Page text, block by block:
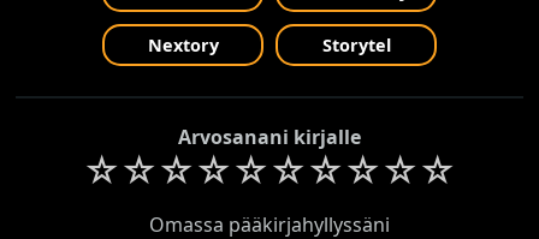
Nextory Storytel
Arvosanani kirjalle
☆☆☆☆☆☆☆☆☆☆
Omassa pääkirjahyllyssäni